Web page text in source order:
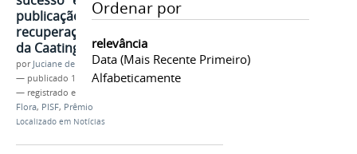
Ordenar por
relevância
Data (mais Recente Primeiro)
Alfabeticamente
publicação por seu trabalho na
recuperação de áreas degradadas
da Caatinga
por Juciane de Jesus Aleixo
— publicado 18/04/2022
— registrado em:
Flora, PISF, Prêmio
Localizado em Notícias